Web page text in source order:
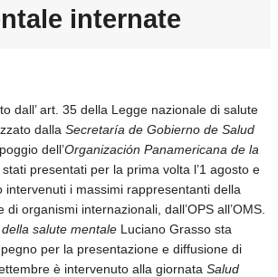
internate
dall’ art. 35 della Legge nazionale di salute
dalla Secretaría de Gobierno de Salud
dell’Organización Panamericana de la
stati presentati per la prima volta l’1 agosto e
intervenuti i massimi rappresentanti della
organismi internazionali, dall’OPS all’OMS.
salute mentale Luciano Grasso sta
per la presentazione e diffusione di
è intervenuto alla giornata Salud